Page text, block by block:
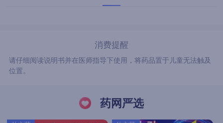
消费提醒
请仔细阅读说明书并在医师指导下使用，将药品置于儿童无法触及
位置。
药网严选